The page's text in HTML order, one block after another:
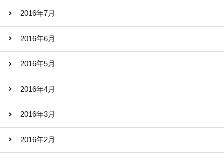
2016年7月
2016年6月
2016年5月
2016年4月
2016年3月
2016年2月